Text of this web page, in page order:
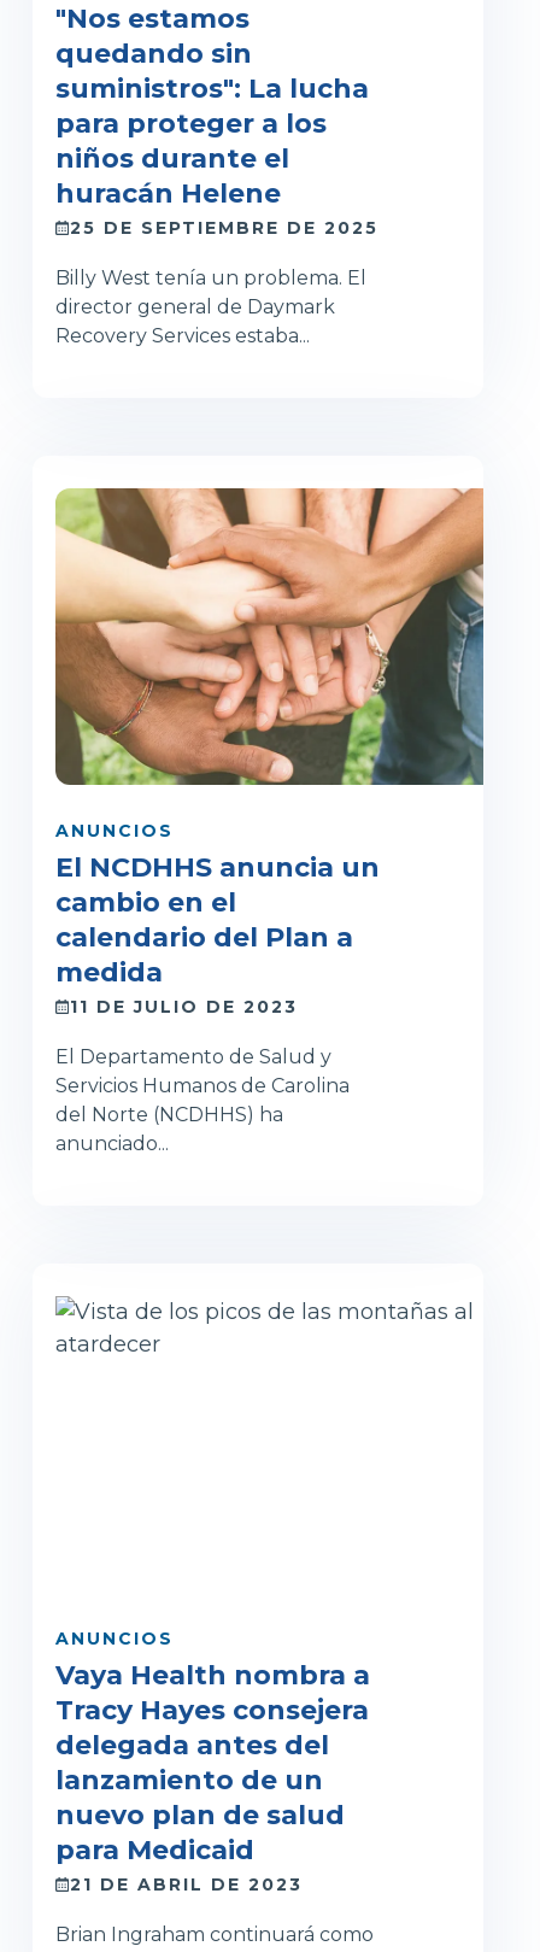
"Nos estamos
quedando sin
suministros": La lucha
para proteger a los
niños durante el
huracán Helene
25 DE SEPTIEMBRE DE 2025
Billy West tenía un problema. El
director general de Daymark
Recovery Services estaba...
ANUNCIOS
El NCDHHS anuncia un
cambio en el
calendario del Plan a
medida
11 DE JULIO DE 2023
El Departamento de Salud y
Servicios Humanos de Carolina
del Norte (NCDHHS) ha
anunciado...
ANUNCIOS
Vaya Health nombra a
Tracy Hayes consejera
delegada antes del
lanzamiento de un
nuevo plan de salud
para Medicaid
21 DE ABRIL DE 2023
Brian Ingraham continuará como